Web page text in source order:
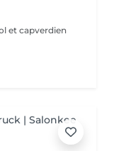
et capverdien